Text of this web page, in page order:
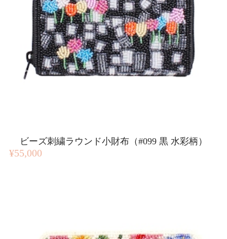
ビーズ刺繍ラウンド小財布（#099 黒 水彩柄）
¥55,000